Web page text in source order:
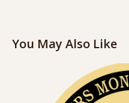
You May Also Like